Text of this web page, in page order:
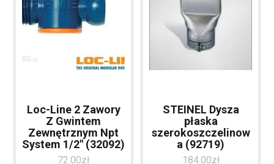
Loc-Line 2 Zawory
Z Gwintem
Zewnętrznym Npt
System 1/2″ (32092)
72.00zł
STEINEL Dysza
płaska
szerokoszczelinow
a (92719)
184.00zł